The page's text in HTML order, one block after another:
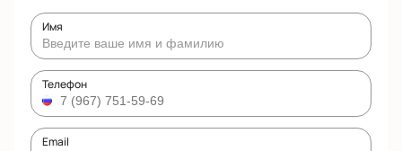
Имя
Телефон
Email